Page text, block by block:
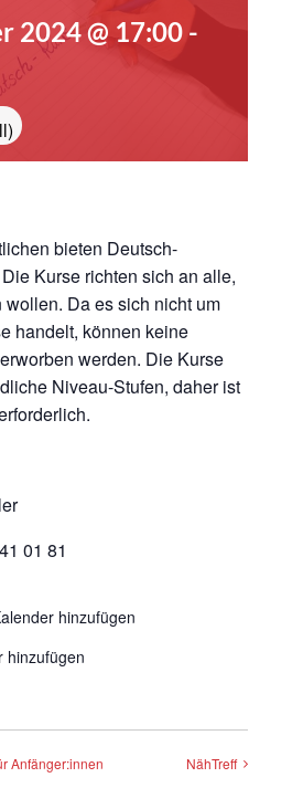
2024 @ 17:00-
bieten Deutsch-
Kurse richten sich an alle,
Da es sich nicht um
handelt, können keine
werden. Die Kurse
Niveau-Stufen, daher ist
01 81
hinzufügen
hinzufügen
Anfänger:innen NähTreff